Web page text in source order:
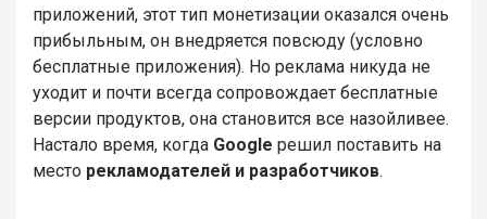
приложений, этот тип монетизации оказался очень
прибыльным, он внедряется повсюду (условно
бесплатные приложения). Но реклама никуда не
уходит и почти всегда сопровождает бесплатные
версии продуктов, она становится все назойливее.
Настало время, когда Google решил поставить на
место рекламодателей и разработчиков.